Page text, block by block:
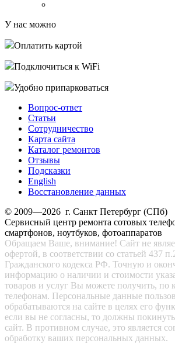
У нас можно
Оплатить картой
Подключиться к WiFi
Удобно припарковаться
Вопрос-ответ
Статьи
Сотрудничество
Карта сайта
Каталог ремонтов
Отзывы
Подсказки
English
Восстановление данных
© 2009—2026 г. Санкт Петербург (СПб)
Сервисный центр ремонта сотовых
смартфонов, ноутбуков, фотоаппаратов
Обращаем Ваше, внимание! Сайт не
офертой, в соответствии со статьей 437
Гражданского кодекса РФ. Точную и
информацию о наличии и стоимости
товаров и услуг Вы можете получить, по
телефонам. Персональные данные
обрабатываются на сайте в целях его
если вы не согласны, то должны покинуть
сайт. В противном случае, это является
обработку ваших персональных данных.